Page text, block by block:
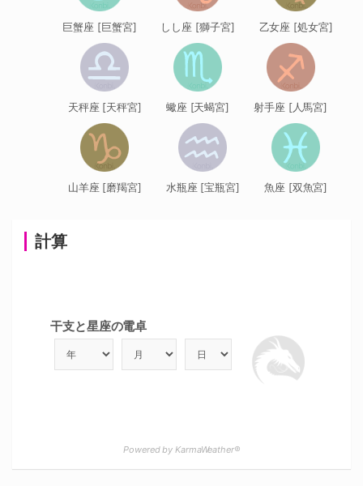
計算
干支と星座の電卓
Powered by KarmaWeather®
巨蟹座 [巨蟹宮] しし座 [獅子宮] 乙女座 [処女宮]
天秤座 [天秤宮] 蠍座 [天蝎宮] 射手座 [人馬宮]
山羊座 [磨羯宮] 水瓶座 [宝瓶宮] 魚座 [双魚宮]